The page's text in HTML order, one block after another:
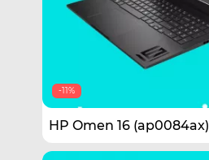
-11%
HP Omen 16 (ap0084ax)